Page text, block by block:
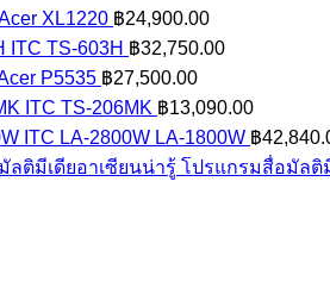
XL1220 ฿24,900.00
ITC TS-603H ฿32,750.00
P5535 ฿27,500.00
ITC TS-206MK ฿13,090.00
ITC LA-2800W LA-1800W ฿
โปรแกรมสื่อมัลติ